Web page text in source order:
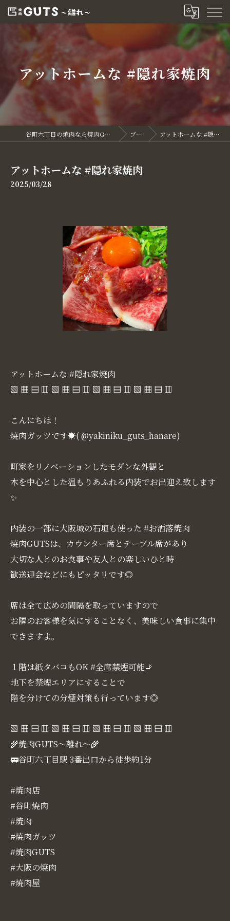
アットホームな #隠れ家焼肉
谷町六丁目の焼肉なら焼肉GUTS～離れ～ ブログ アットホームな #隠れ家焼肉
アットホームな #隠れ家焼肉
2025/03/28
アットホームな #隠れ家焼肉
▧ ▦ ▤ ▥ ▧ ▦ ▤ ▥ ▧ ▦ ▤ ▥ ▧ ▦ ▤ ▥
こんにちは！
焼肉ガッツです☀( @yakiniku_guts_hanare)
町家をリノベーションしたモダンな外観と
木を中心とした温もりあふれる内装でお出迎え致します
✨
内装の一部に大阪城の石垣も使った #お洒落焼肉
焼肉GUTSは、カウンター席とテーブル席があり
大切な人とのお食事や友人との楽しいひと時
歓送迎会などにもピッタリです◎
席は全て広めの間隔を取っていますので
お隣のお客様を気にすることなく、美味しい食事に集中
できますよ。
１階は紙タバコもOK #全席禁煙可能🚬
地下を禁煙エリアにすることで
階を分けての分煙対策も行っています◎
▧ ▦ ▤ ▥ ▧ ▦ ▤ ▥ ▧ ▦ ▤ ▥ ▧ ▦ ▤ ▥
🌾焼肉GUTS～離れ～🌾
🚃谷町六丁目駅 3番出口から徒歩約1分
#焼肉店
#谷町焼肉
#焼肉
#焼肉ガッツ
#焼肉GUTS
#大阪の焼肉
#焼肉屋